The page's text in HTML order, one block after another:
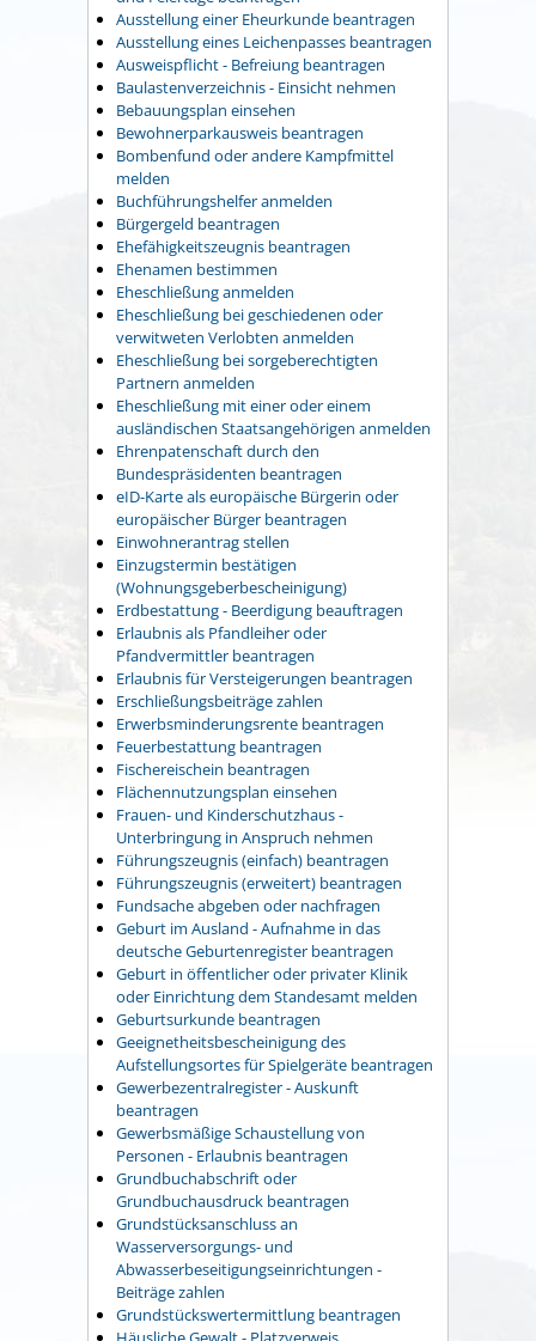
Ausstellung einer Eheurkunde beantragen
Ausstellung eines Leichenpasses beantragen
Ausweispflicht - Befreiung beantragen
Baulastenverzeichnis - Einsicht nehmen
Bebauungsplan einsehen
Bewohnerparkausweis beantragen
Bombenfund oder andere Kampfmittel
melden
Buchführungshelfer anmelden
Bürgergeld beantragen
Ehefähigkeitszeugnis beantragen
Ehenamen bestimmen
Eheschließung anmelden
Eheschließung bei geschiedenen oder
verwitweten Verlobten anmelden
Eheschließung bei sorgeberechtigten
Partnern anmelden
Eheschließung mit einer oder einem
ausländischen Staatsangehörigen anmelden
Ehrenpatenschaft durch den
Bundespräsidenten beantragen
eID-Karte als europäische Bürgerin oder
europäischer Bürger beantragen
Einwohnerantrag stellen
Einzugstermin bestätigen
(Wohnungsgeberbescheinigung)
Erdbestattung - Beerdigung beauftragen
Erlaubnis als Pfandleiher oder
Pfandvermittler beantragen
Erlaubnis für Versteigerungen beantragen
Erschließungsbeiträge zahlen
Erwerbsminderungsrente beantragen
Feuerbestattung beantragen
Fischereischein beantragen
Flächennutzungsplan einsehen
Frauen- und Kinderschutzhaus -
Unterbringung in Anspruch nehmen
Führungszeugnis (einfach) beantragen
Führungszeugnis (erweitert) beantragen
Fundsache abgeben oder nachfragen
Geburt im Ausland - Aufnahme in das
deutsche Geburtenregister beantragen
Geburt in öffentlicher oder privater Klinik
oder Einrichtung dem Standesamt melden
Geburtsurkunde beantragen
Geeignetheitsbescheinigung des
Aufstellungsortes für Spielgeräte beantragen
Gewerbezentralregister - Auskunft
beantragen
Gewerbsmäßige Schaustellung von
Personen - Erlaubnis beantragen
Grundbuchabschrift oder
Grundbuchausdruck beantragen
Grundstücksanschluss an
Wasserversorgungs- und
Abwasserbeseitigungseinrichtungen -
Beiträge zahlen
Grundstückswertermittlung beantragen